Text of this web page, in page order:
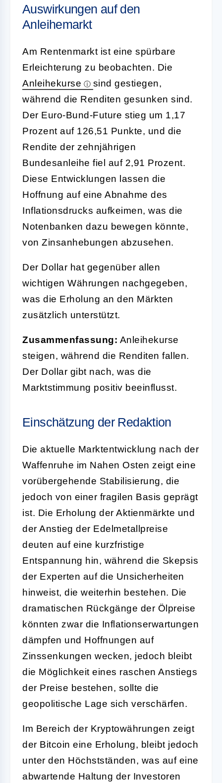
Auswirkungen auf den
Anleihemarkt
Am Rentenmarkt ist eine spürbare
Erleichterung zu beobachten. Die
Anleihekurse
sind gestiegen,
während die Renditen gesunken sind.
Der Euro-Bund-Future stieg um 1,17
Prozent auf 126,51 Punkte, und die
Rendite der zehnjährigen
Bundesanleihe fiel auf 2,91 Prozent.
Diese Entwicklungen lassen die
Hoffnung auf eine Abnahme des
Inflationsdrucks aufkeimen, was die
Notenbanken dazu bewegen könnte,
von Zinsanhebungen abzusehen.
Der Dollar hat gegenüber allen
wichtigen Währungen nachgegeben,
was die Erholung an den Märkten
zusätzlich unterstützt.
Zusammenfassung: Anleihekurse
steigen, während die Renditen fallen.
Der Dollar gibt nach, was die
Marktstimmung positiv beeinflusst.
Einschätzung der Redaktion
Die aktuelle Marktentwicklung nach der
Waffenruhe im Nahen Osten zeigt eine
vorübergehende Stabilisierung, die
jedoch von einer fragilen Basis geprägt
ist. Die Erholung der Aktienmärkte und
der Anstieg der Edelmetallpreise
deuten auf eine kurzfristige
Entspannung hin, während die Skepsis
der Experten auf die Unsicherheiten
hinweist, die weiterhin bestehen. Die
dramatischen Rückgänge der Ölpreise
könnten zwar die Inflationserwartungen
dämpfen und Hoffnungen auf
Zinssenkungen wecken, jedoch bleibt
die Möglichkeit eines raschen Anstiegs
der Preise bestehen, sollte die
geopolitische Lage sich verschärfen.
Im Bereich der Kryptowährungen zeigt
der Bitcoin eine Erholung, bleibt jedoch
unter den Höchstständen, was auf eine
abwartende Haltung der Investoren